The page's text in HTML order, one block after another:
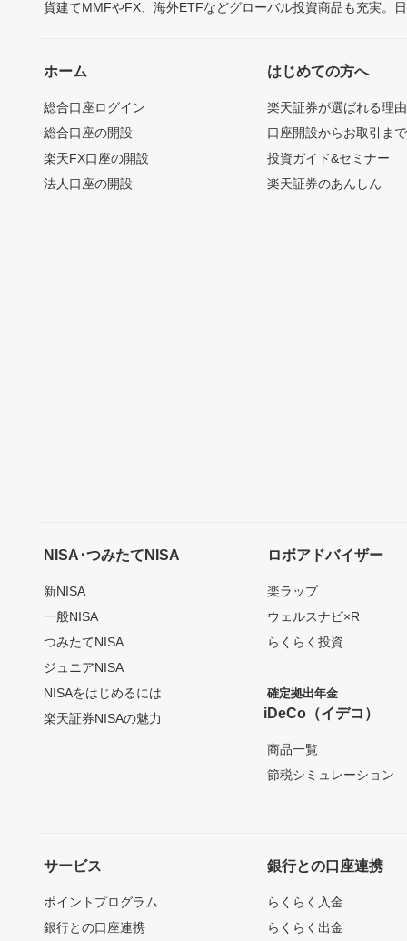
貨建てMMFやFX、海外ETFなどグローバル投資商品も充実。
ホーム
総合口座ログイン
総合口座の開設
楽天FX口座の開設
法人口座の開設
はじめての方へ
楽天証券が選ばれる理由
口座開設からお取引ま
投資ガイド&セミナー
楽天証券のあんしん
NISA･つみたてNISA
新NISA
一般NISA
つみたてNISA
ジュニアNISA
NISAをはじめるには
楽天証券NISAの魅力
ロボアドバイザー
楽ラップ
ウェルスナビ×R
らくらく投資
確定拠出年金
iDeCo（イデコ）
商品一覧
節税シミュレーション
サービス
ポイントプログラム
銀行との口座連携
銀行との口座連携
らくらく入金
らくらく出金